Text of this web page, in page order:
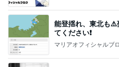
能登揺れ、東北も⚠️
てください❗️
マリアオフィシャルブ